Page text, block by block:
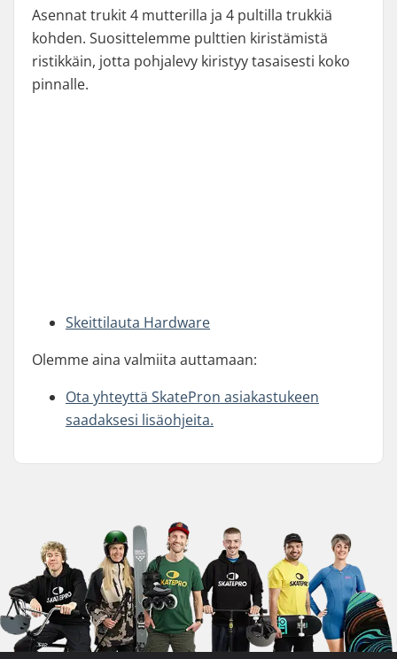
Asennat trukit 4 mutterilla ja 4 pultilla trukkiä
kohden. Suosittelemme pulttien kiristämistä
ristikkäin, jotta pohjalevy kiristyy tasaisesti koko
pinnalle.
Skeittilauta Hardware
Olemme aina valmiita auttamaan:
Ota yhteyttä SkatePron asiakastukeen
saadaksesi lisäohjeita.